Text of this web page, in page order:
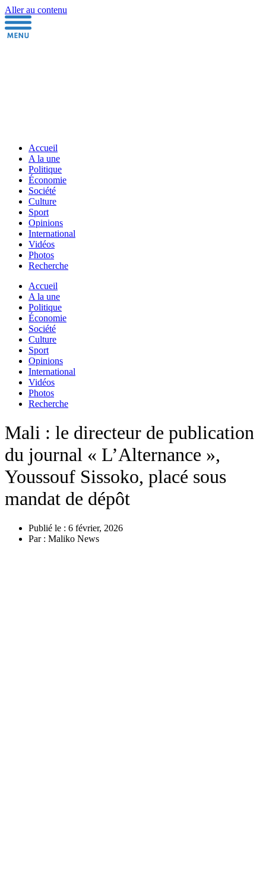
Aller au contenu
Accueil
A la une
Politique
Économie
Société
Culture
Sport
Opinions
International
Vidéos
Photos
Recherche
Accueil
A la une
Politique
Économie
Société
Culture
Sport
Opinions
International
Vidéos
Photos
Recherche
Mali : le directeur de publication
du journal « L’Alternance »,
Youssouf Sissoko, placé sous
mandat de dépôt
Publié le : 6 février, 2026
Par : Maliko News